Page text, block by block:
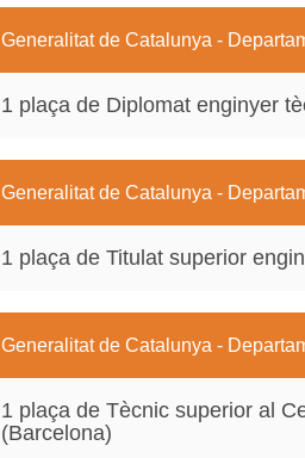
Generalitat de Catalunya -
1 plaça de Diplomat enginyer
Generalitat de Catalunya -
1 plaça de Titulat superior
Generalitat de Catalunya -
1 plaça de Tècnic superior al
(Barcelona)